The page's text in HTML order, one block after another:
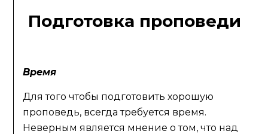
Подготовка проповеди
Время
Для того чтобы подготовить хорошую
проповедь, всегда требуется время.
Неверным является мнение о том, что над